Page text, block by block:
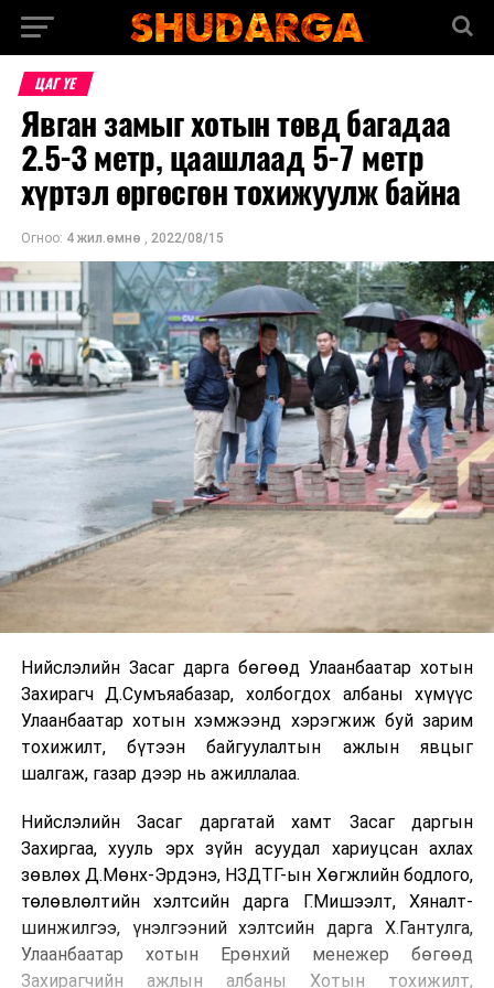
ЦАГ ҮЕ
Явган замыг хотын төвд багадаа
2.5-3 метр, цаашлаад 5-7 метр
хүртэл өргөсгөн тохижуулж байна
Огноо: 4 жил.өмнө , 2022/08/15
Нийслэлийн Засаг дарга бөгөөд Улаанбаатар хотын
Захирагч Д.Сумъяабазар, холбогдох албаны хүмүүс
Улаанбаатар хотын хэмжээнд хэрэгжиж буй зарим
тохижилт, бүтээн байгуулалтын ажлын явцыг
шалгаж, газар дээр нь ажиллалаа.
Нийслэлийн Засаг даргатай хамт Засаг даргын
Захиргаа, хууль эрх зүйн асуудал хариуцсан ахлах
зөвлөх Д.Мөнх-Эрдэнэ, НЗДТГ-ын Хөгжлийн бодлого,
төлөвлөлтийн хэлтсийн дарга Г.Мишээлт, Хяналт-
шинжилгээ, үнэлгээний хэлтсийн дарга Х.Гантулга,
Улаанбаатар хотын Ерөнхий менежер бөгөөд
Захирагчийн ажлын албаны Хотын тохижилт,